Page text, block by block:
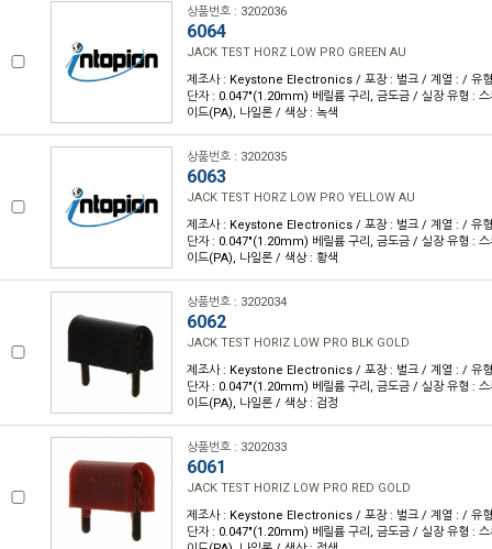
상품번호 : 3202036
6064
JACK TEST HORZ LOW PRO GREEN AU
제조사 : Keystone Electronics / 포장 : 벌크 / 계열 : / 유
단자 : 0.047"(1.20mm) 베릴륨 구리, 금도금 / 실장 유형 :
이드(PA), 나일론 / 색상 : 녹색
상품번호 : 3202035
6063
JACK TEST HORZ LOW PRO YELLOW AU
제조사 : Keystone Electronics / 포장 : 벌크 / 계열 : / 유
단자 : 0.047"(1.20mm) 베릴륨 구리, 금도금 / 실장 유형 :
이드(PA), 나일론 / 색상 : 황색
상품번호 : 3202034
6062
JACK TEST HORIZ LOW PRO BLK GOLD
제조사 : Keystone Electronics / 포장 : 벌크 / 계열 : / 유
단자 : 0.047"(1.20mm) 베릴륨 구리, 금도금 / 실장 유형 :
이드(PA), 나일론 / 색상 : 검정
상품번호 : 3202033
6061
JACK TEST HORIZ LOW PRO RED GOLD
제조사 : Keystone Electronics / 포장 : 벌크 / 계열 : / 유
단자 : 0.047"(1.20mm) 베릴륨 구리, 금도금 / 실장 유형 :